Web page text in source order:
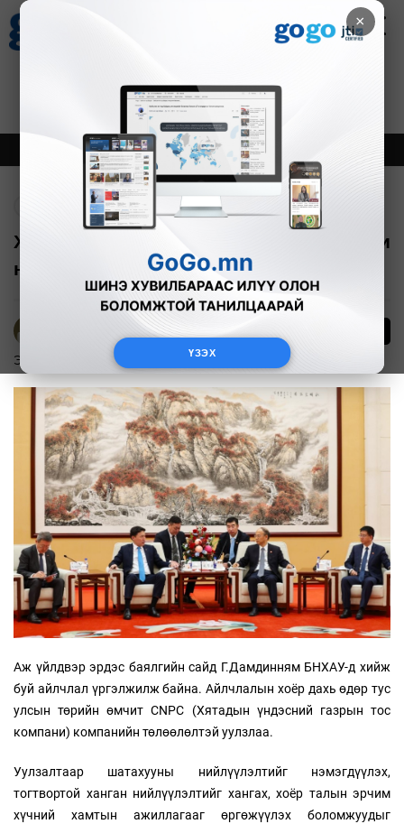
×
ҮЗЭХ
Зурхай
8.07
Онцлох Шинэ
Хятадын үндэсний газрын тос компани
нийлүүлэлтээ нэмнэ гэжээ
Б.Эрдэнэчимэг
Эдийн засаг 2026-01-16
Аж үйлдвэр эрдэс баялгийн сайд Г.Дамдинням БНХАУ-д хийж
буй айлчлал үргэлжилж байна. Айлчлалын хоёр дахь өдөр тус
улсын төрийн өмчит CNPC (Хятадын үндэсний газрын тос
компани) компанийн төлөөлөлтэй уулзлаа.
Уулзалтаар шатахууны нийлүүлэлтийг нэмэгдүүлэх,
тогтвортой ханган нийлүүлэлтийг хангах, хоёр талын эрчим
хүчний хамтын ажиллагааг өргөжүүлэх боломжуудыг